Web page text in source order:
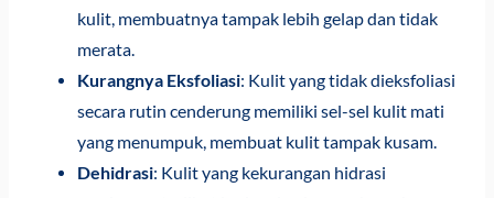
kulit, membuatnya tampak lebih gelap dan tidak
merata.
Kurangnya Eksfoliasi: Kulit yang tidak dieksfoliasi
secara rutin cenderung memiliki sel-sel kulit mati
yang menumpuk, membuat kulit tampak kusam.
Dehidrasi: Kulit yang kekurangan hidrasi